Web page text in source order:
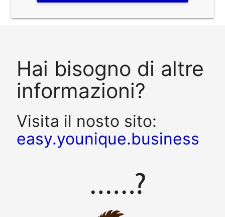
Hai bisogno di altre
informazioni?
Visita il nosto sito:
easy.younique.business